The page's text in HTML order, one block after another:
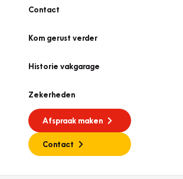
Contact
Kom gerust verder
Historie vakgarage
Zekerheden
Afspraak maken
Contact